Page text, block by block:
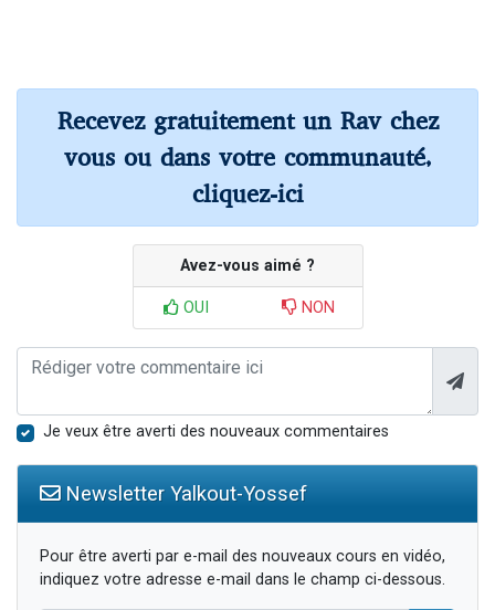
Recevez gratuitement un Rav chez
vous ou dans votre communauté,
cliquez-ici
Avez-vous aimé ?
OUI NON
Je veux être averti des nouveaux commentaires
Newsletter Yalkout-Yossef
Pour être averti par e-mail des nouveaux cours en vidéo,
indiquez votre adresse e-mail dans le champ ci-dessous.